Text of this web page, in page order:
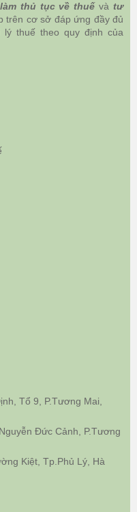
làm thủ tục về thuếvàtư
trên cơ sở đáp ứng đầy đủ
thuế theo quy định của
Tổ 9, P.Tương Mai,
Đức Cảnh, P.Tương
Kiệt, Tp.Phủ Lý, Hà